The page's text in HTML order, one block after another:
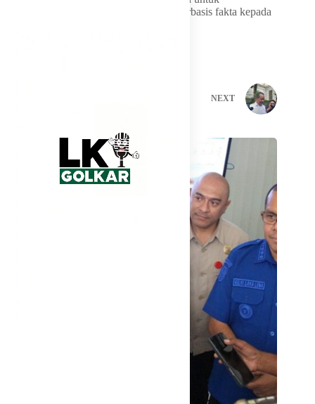
menghadirkan informasi yang utuh dan berbasis fakta kepada
NEXT